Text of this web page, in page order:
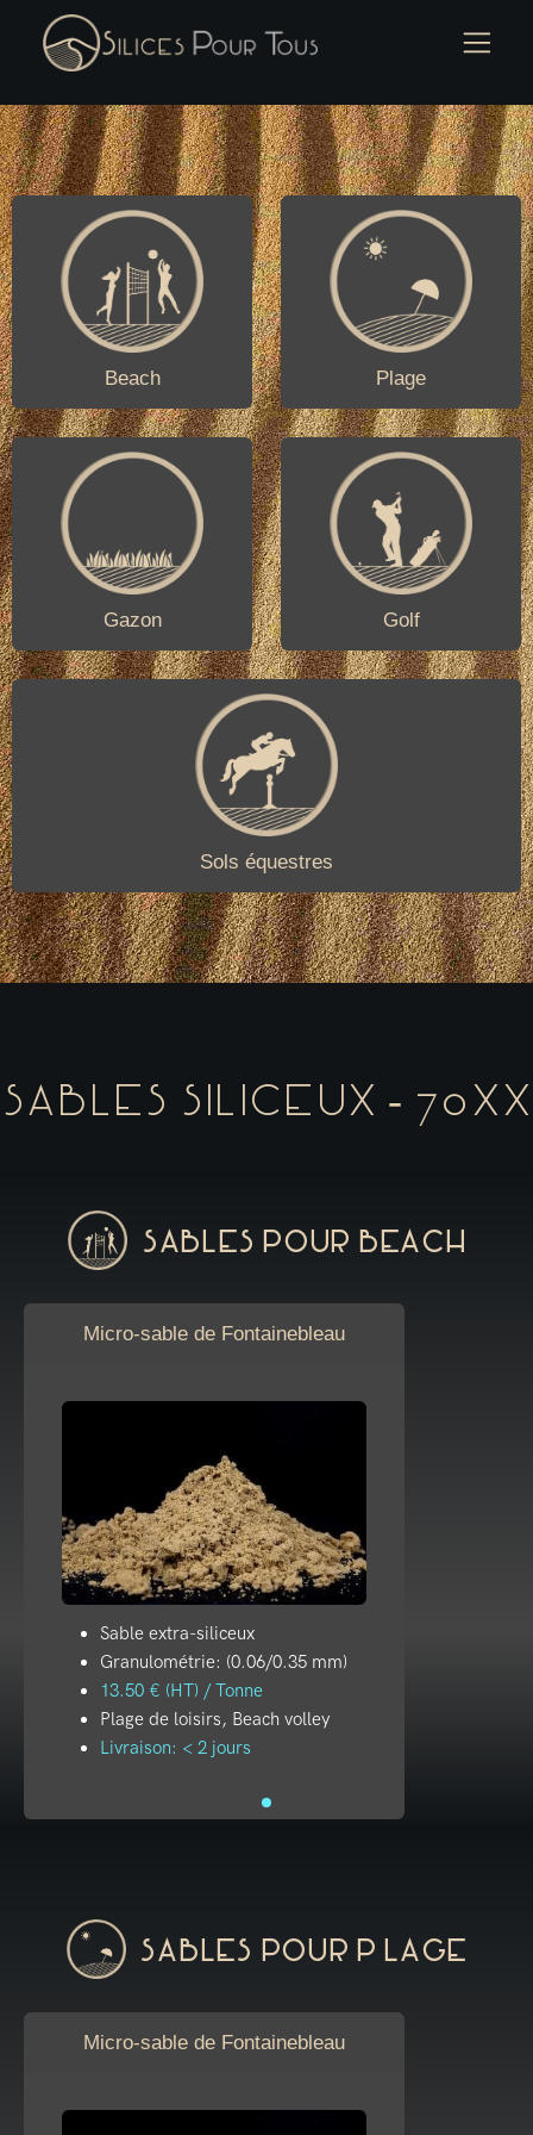
Beach Plage
Gazon Golf
Sols équestres
Sables siliceux - 70XX
Sables pour Beach
Micro-sable de Fontainebleau
Sable extra-siliceux
Granulométrie: (0.06/0.35 mm)
13.50 € (HT) / Tonne
Plage de loisirs, Beach volley
Livraison: < 2 jours
Sables pour plage
Micro-sable de Fontainebleau